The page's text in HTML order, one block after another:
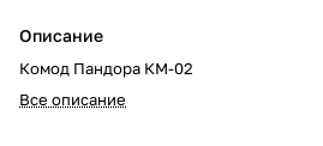
Описание
Комод Пандора КМ-02
Все описание